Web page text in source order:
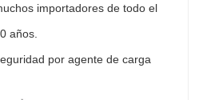
importadores de todo el
años.
por agente de carga